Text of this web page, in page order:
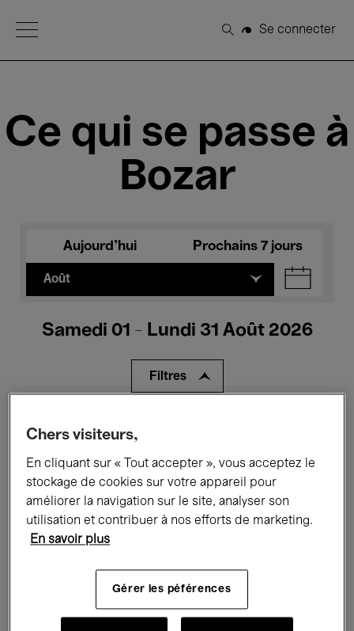
Open Menu
Rechercher
Se connecter
Ce qui se passe à
Bozar
Aujourd'hui Prochains 7 jours
Août
Samedi 01 - Lundi 31 Août 2026
Filtres
Tous les événements
Expositions Films Performances
Rencontres & Débats Jazz
Musique classique
Musique électronique
Chers visiteurs,
En cliquant sur « Tout accepter », vous acceptez le
stockage de cookies sur votre appareil pour
améliorer la navigation sur le site, analyser son
utilisation et contribuer à nos efforts de marketing.
En savoir plus
Gérer les péférences